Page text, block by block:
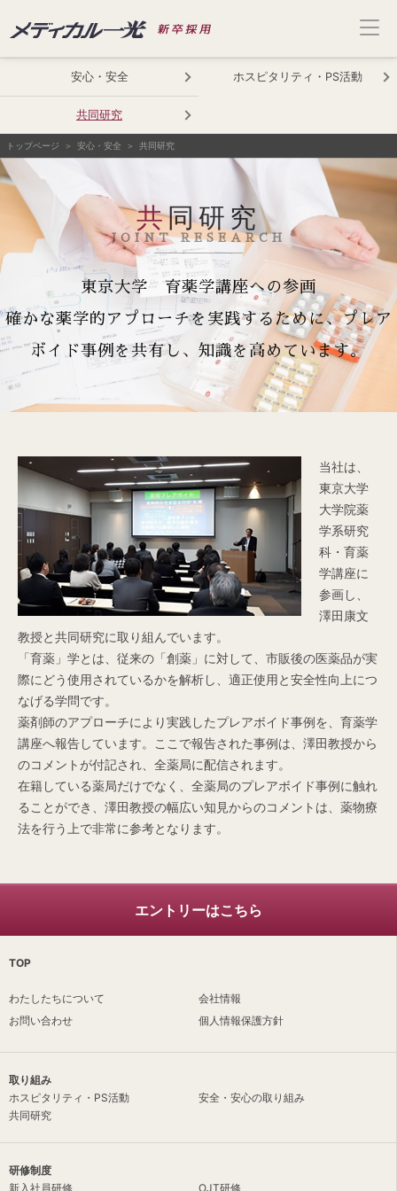
安心・安全 ホスピタリティ・PS活動
共同研究
トップページ 安心・安全 共同研究
共同研究
JOINT RESEARCH
東京大学 育薬学講座への参画
確かな薬学的アプローチを実践するために、プレア
ボイド事例を共有し、知識を高めています。
当社は、
東京大学
大学院薬
学系研究
科・育薬
学講座に
参画し、
澤田康文
教授と共同研究に取り組んでいます。
「育薬」学とは、従来の「創薬」に対して、市販後の医薬品が実
際にどう使用されているかを解析し、適正使用と安全性向上につ
なげる学問です。
薬剤師のアプローチにより実践したプレアボイド事例を、育薬学
講座へ報告しています。ここで報告された事例は、澤田教授から
のコメントが付記され、全薬局に配信されます。
在籍している薬局だけでなく、全薬局のプレアボイド事例に触れ
ることができ、澤田教授の幅広い知見からのコメントは、薬物療
法を行う上で非常に参考となります。
エントリーはこちら
TOP
わたしたちについて
会社情報
お問い合わせ
個人情報保護方針
取り組み
ホスピタリティ・PS活動
安全・安心の取り組み
共同研究
研修制度
新入社員研修
OJT研修